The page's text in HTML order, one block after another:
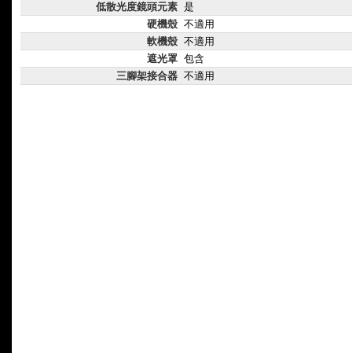
低散光度鏡頭元素 是
硬機殼 不適用
軟機殼 不適用
遮光罩 包含
三腳架接合器 不適用